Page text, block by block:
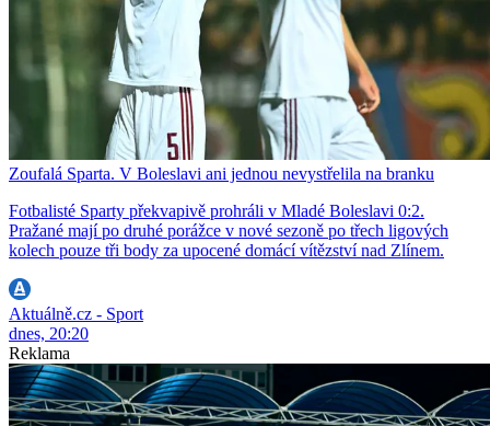
Zoufalá Sparta. V Boleslavi ani jednou nevystřelila na branku
Fotbalisté Sparty překvapivě prohráli v Mladé Boleslavi 0:2.
Pražané mají po druhé porážce v nové sezoně po třech ligových
kolech pouze tři body za upocené domácí vítězství nad Zlínem.
Aktuálně.cz - Sport
dnes, 20:20
Reklama